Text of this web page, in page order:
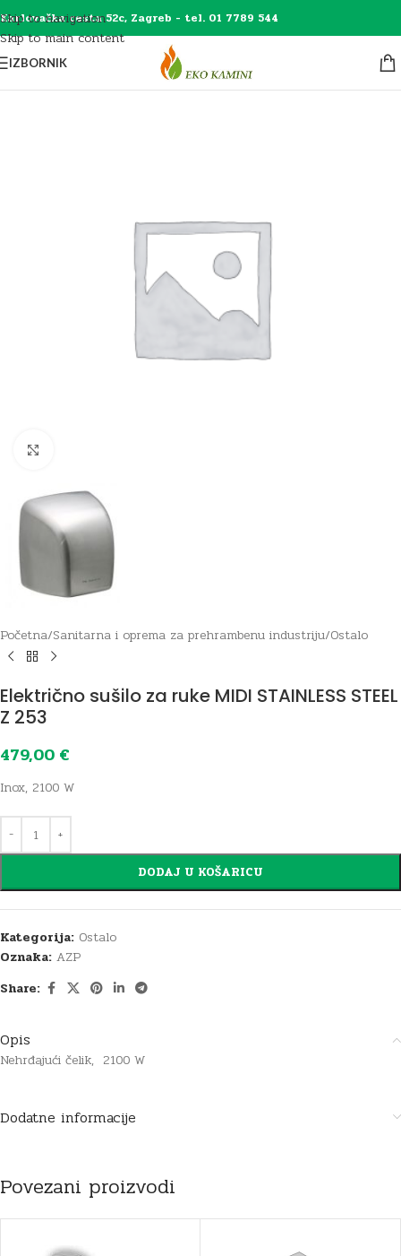
Skip to navigation
Skip to main content
Karlovačka cesta 52c, Zagreb - tel. 01 7789 544
IZBORNIK
Početna/Sanitarna i oprema za prehrambenu industriju/Ostalo
Električno sušilo za ruke MIDI STAINLESS STEEL
Z 253
479,00 €
Inox, 2100 W
DODAJ U KOŠARICU
Kategorija: Ostalo
Oznaka: AZP
Share:
Opis
Nehrđajući čelik, 2100 W
Dodatne informacije
Povezani proizvodi